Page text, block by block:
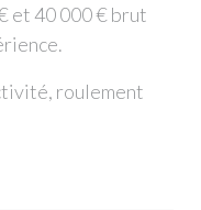
et 40 000 € brut
roulement